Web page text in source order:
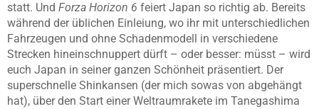
statt. Und Forza Horizon 6 feiert Japan so richtig ab. Bereits
während der üblichen Einleiung, wo ihr mit unterschiedlichen
Fahrzeugen und ohne Schadenmodell in verschiedene
Strecken hineinschnuppert dürft – oder besser: müsst – wird
euch Japan in seiner ganzen Schönheit präsentiert. Der
superschnelle Shinkansen (der mich sowas von abgehängt
hat), über den Start einer Weltraumrakete im Tanegashima